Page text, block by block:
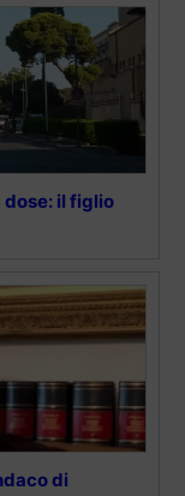
dose: il figlio
di